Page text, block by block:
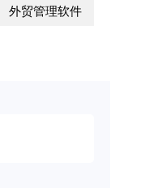
外贸管理软件